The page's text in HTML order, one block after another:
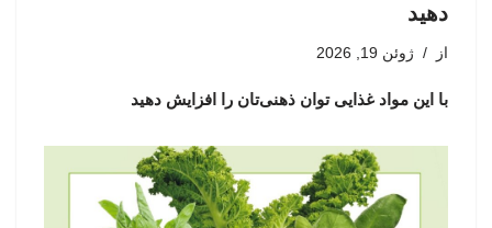
دهید
از ژوئن 19, 2026
با این مواد غذایی توان ذهنی‌تان را افزایش دهید